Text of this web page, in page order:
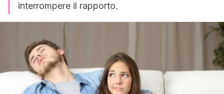
interrompere il rapporto.